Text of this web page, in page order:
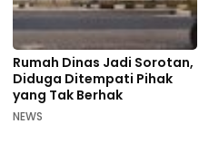
Rumah Dinas Jadi Sorotan,
Diduga Ditempati Pihak
yang Tak Berhak
NEWS